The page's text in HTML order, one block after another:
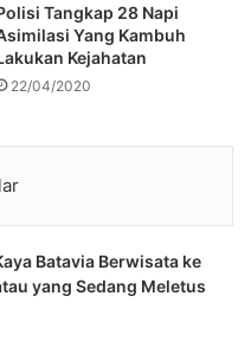
Tangkap 28 Napi
Yang Kambuh
Kejahatan
22/04/2020
Batavia Berwisata ke
yang Sedang Meletus